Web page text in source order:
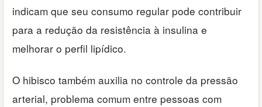
indicam que seu consumo regular pode contribuir
para a redução da resistência à insulina e
melhorar o perfil lipídico.
O hibisco também auxilia no controle da pressão
arterial, problema comum entre pessoas com